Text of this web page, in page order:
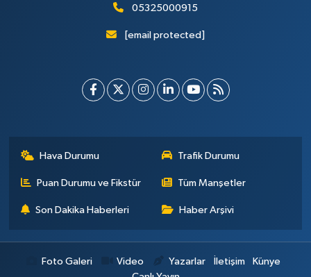
05325000915
[email protected]
Hava Durumu Trafik Durumu
Puan Durumu ve Fikstür Tüm Manşetler
Son Dakika Haberleri Haber Arşivi
Foto Galeri Video Yazarlar İletişim
Künye